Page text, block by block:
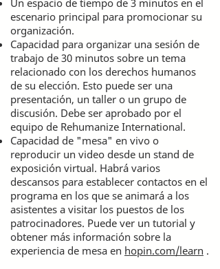
escenario principal para promocionar su
organización.
Capacidad para organizar una sesión de
trabajo de 30 minutos sobre un tema
relacionado con los derechos humanos
de su elección. Esto puede ser una
presentación, un taller o un grupo de
discusión. Debe ser aprobado por el
equipo de Rehumanize International.
Capacidad de "mesa" en vivo o
reproducir un video desde un stand de
exposición virtual. Habrá varios
descansos para establecer contactos en el
programa en los que se animará a los
asistentes a visitar los puestos de los
patrocinadores. Puede ver un tutorial y
obtener más información sobre la
experiencia de mesa en hopin.com/learn .